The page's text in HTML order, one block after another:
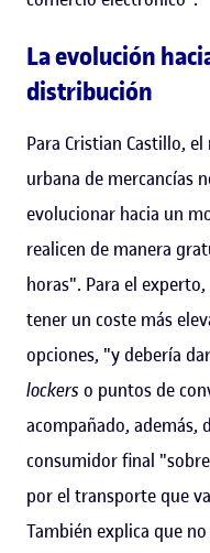
La evolución
distribución
Para Cristian Castillo,
urbana de mercancías
evolucionar hacia un
realicen de manera
horas". Para el
tener un coste más
opciones, "y debería
lockers o puntos de
acompañado, además,
consumidor final
por el transporte que
También explica que